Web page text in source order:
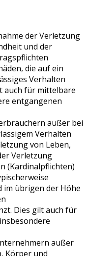
der Verletzung
und der
die auf ein
Verhalten
auch für mittelbare
entgangenen
außer bei
Verhalten
von Leben,
Verletzung
(Kardinalpflichten)
im übrigen der Höhe
Dies gilt auch für
außer
Körper und